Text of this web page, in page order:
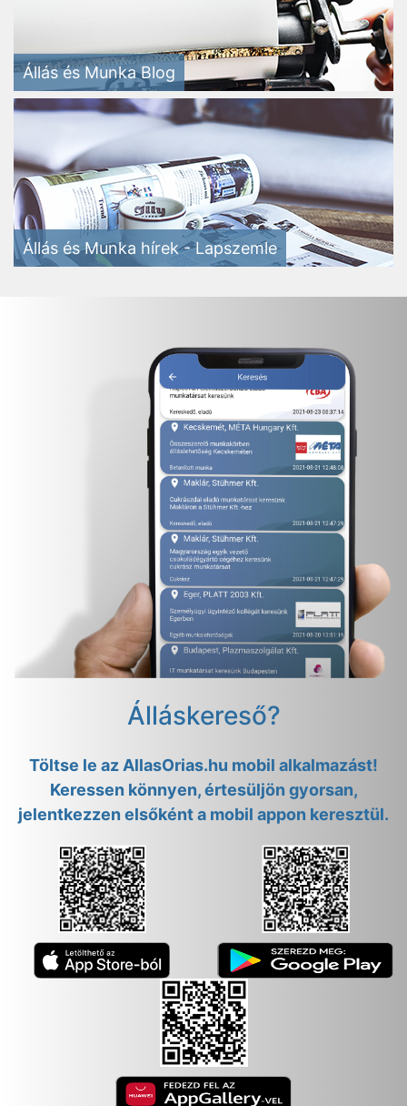
Állás és Munka Blog
Állás és Munka hírek - Lapszemle
Álláskereső?
Töltse le az AllasOrias.hu mobil alkalmazást!
Keressen könnyen, értesüljön gyorsan,
jelentkezzen elsőként a mobil appon keresztül.